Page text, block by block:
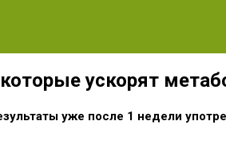
ускорят
уже после 1 недели